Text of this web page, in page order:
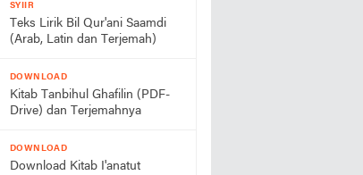
SYIIR
Teks Lirik Bil Qur'ani Saamdi
(Arab, Latin dan Terjemah)
DOWNLOAD
Kitab Tanbihul Ghafilin (PDF-
Drive) dan Terjemahnya
DOWNLOAD
Download Kitab I'anatut